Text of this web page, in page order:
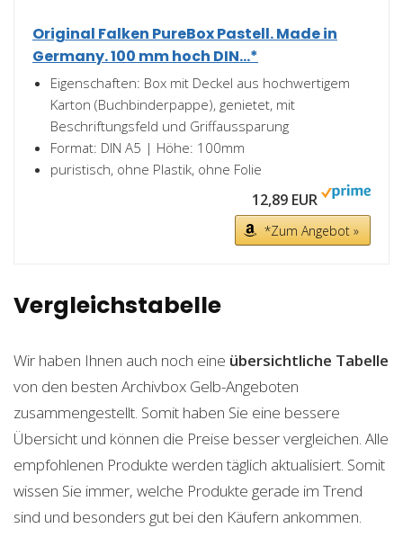
Original Falken PureBox Pastell. Made in
Germany. 100 mm hoch DIN...*
Eigenschaften: Box mit Deckel aus hochwertigem
Karton (Buchbinderpappe), genietet, mit
Beschriftungsfeld und Griffaussparung
Format: DIN A5 | Höhe: 100mm
puristisch, ohne Plastik, ohne Folie
12,89 EUR
*Zum Angebot »
Vergleichstabelle
Wir haben Ihnen auch noch eine übersichtliche Tabelle
von den besten Archivbox Gelb-Angeboten
zusammengestellt. Somit haben Sie eine bessere
Übersicht und können die Preise besser vergleichen. Alle
empfohlenen Produkte werden täglich aktualisiert. Somit
wissen Sie immer, welche Produkte gerade im Trend
sind und besonders gut bei den Käufern ankommen.